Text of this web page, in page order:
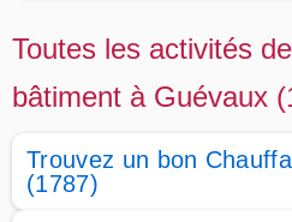
Toutes les activités
bâtiment à Guévaux
Trouvez un bon
(1787)